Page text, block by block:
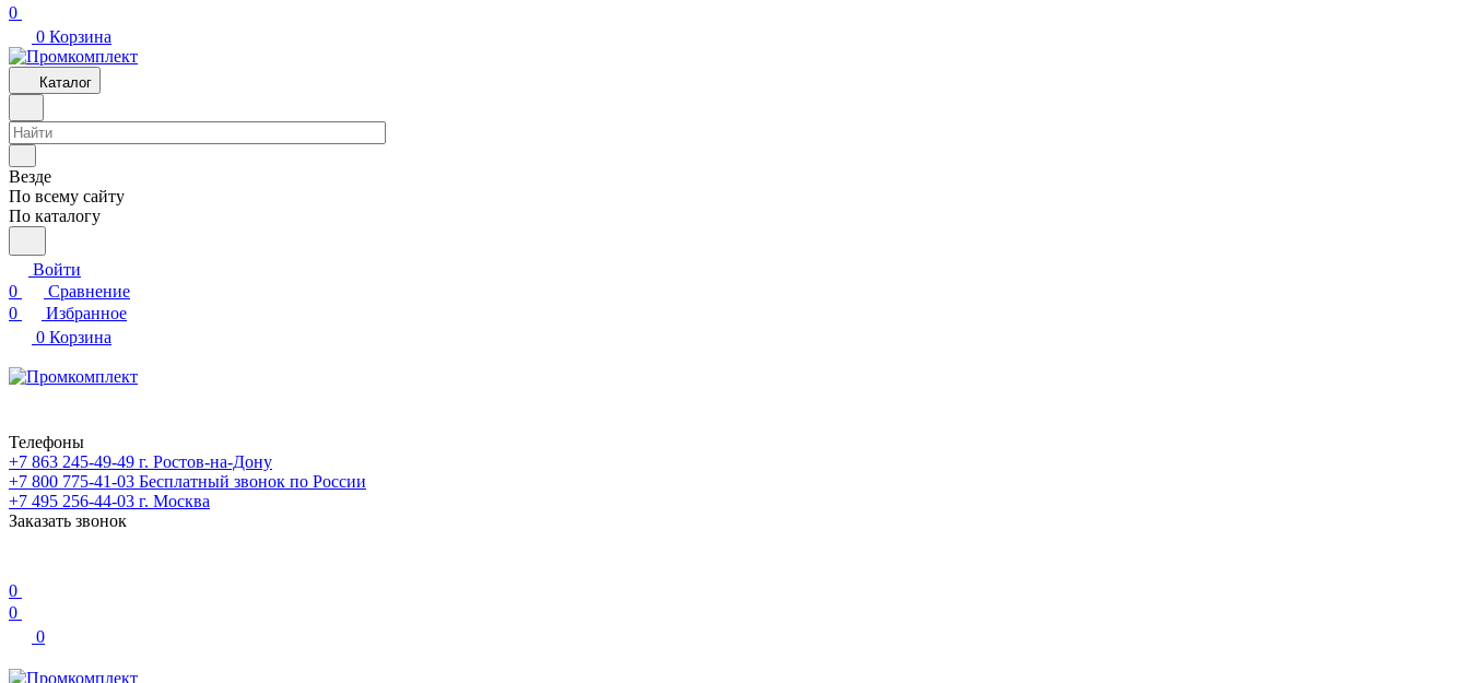
0
0 Корзина
Каталог
Везде
По всему сайту
По каталогу
Войти
0
Сравнение
0
Избранное
0 Корзина
Телефоны
+7 863 245-49-49 г. Ростов-на-Дону
+7 800 775-41-03 Бесплатный звонок по России
+7 495 256-44-03 г. Москва
Заказать звонок
0
0
0